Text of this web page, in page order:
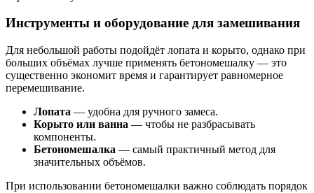
Инструменты и оборудование для замешивания
Для небольшой работы подойдёт лопата и корыто, однако при
больших объёмах лучше применять бетономешалку — это
существенно экономит время и гарантирует равномерное
перемешивание.
Лопата — удобна для ручного замеса.
Корыто или ванна — чтобы не разбрасывать
компоненты.
Бетономешалка — самый практичный метод для
значительных объёмов.
При использовании бетономешалки важно соблюдать порядок